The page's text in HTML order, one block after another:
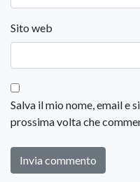
Sito web
Salva il mio nome, email e
prossima volta che